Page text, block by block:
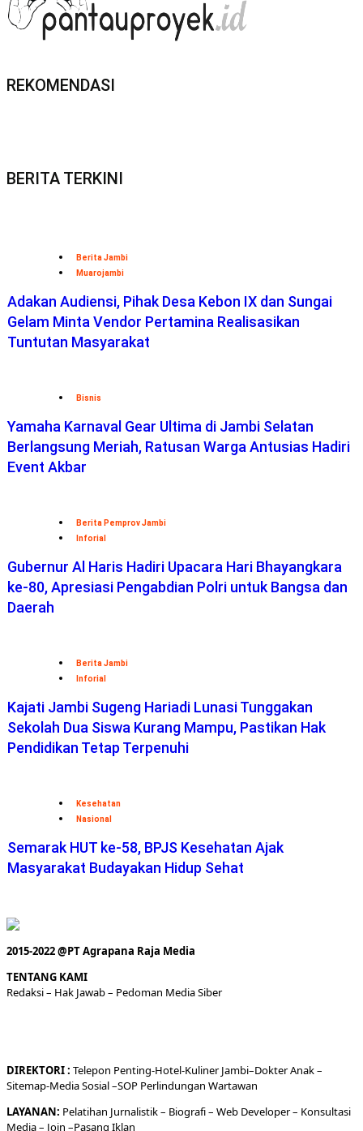
REKOMENDASI
BERITA TERKINI
Berita Jambi
Muarojambi
Adakan Audiensi, Pihak Desa Kebon IX dan Sungai
Gelam Minta Vendor Pertamina Realisasikan
Tuntutan Masyarakat
Bisnis
Yamaha Karnaval Gear Ultima di Jambi Selatan
Berlangsung Meriah, Ratusan Warga Antusias Hadiri
Event Akbar
Berita Pemprov Jambi
Inforial
Gubernur Al Haris Hadiri Upacara Hari Bhayangkara
ke-80, Apresiasi Pengabdian Polri untuk Bangsa dan
Daerah
Berita Jambi
Inforial
Kajati Jambi Sugeng Hariadi Lunasi Tunggakan
Sekolah Dua Siswa Kurang Mampu, Pastikan Hak
Pendidikan Tetap Terpenuhi
Kesehatan
Nasional
Semarak HUT ke-58, BPJS Kesehatan Ajak
Masyarakat Budayakan Hidup Sehat
2015-2022 @PT Agrapana Raja Media
TENTANG KAMI
Redaksi– Hak Jawab – Pedoman Media Siber
DIREKTORI: Telepon Penting-Hotel-KulinerJambi–DokterAnak –
Sitemap-Media Sosial –SOP Perlindungan Wartawan
LAYANAN: Pelatihan Jurnalistik – Biografi– Web Developer– Konsultasi
Media– Join –Pasang Iklan